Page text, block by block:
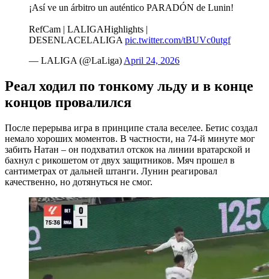
¡Así ve un árbitro un auténtico PARADÓN de Lunin!
RefCam | LALIGAHighlights |
DESENLACELALIGA pic.twitter.com/tBUVc0utgf
— LALIGA (@LaLiga) April 24, 2026
Реал ходил по тонкому льду и в конце
концов провалился
После перерыва игра в принципе стала веселее. Бетис создал
немало хороших моментов. В частности, на 74-й минуте мог
забить Натан – он подхватил отскок на линии вратарской и
бахнул с рикошетом от двух защитников. Мяч прошел в
сантиметрах от дальней штанги. Лунин реагировал
качественно, но дотянуться не смог.